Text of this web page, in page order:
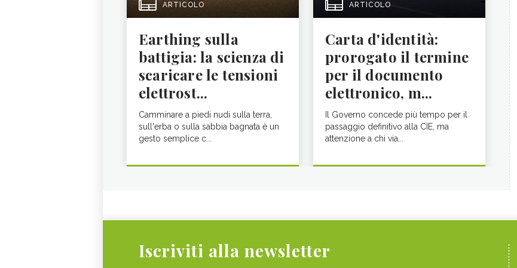
ARTICOLO
Earthing sulla
battigia: la scienza di
scaricare le tensioni
elettrost...
Camminare a piedi nudi sulla terra,
sull'erba o sulla sabbia bagnata è un
gesto semplice c...
ARTICOLO
Carta d'identità:
prorogato il termine
per il documento
elettronico, m...
Il Governo concede più tempo per il
passaggio definitivo alla CIE, ma
attenzione a chi via...
Iscriviti alla newsletter